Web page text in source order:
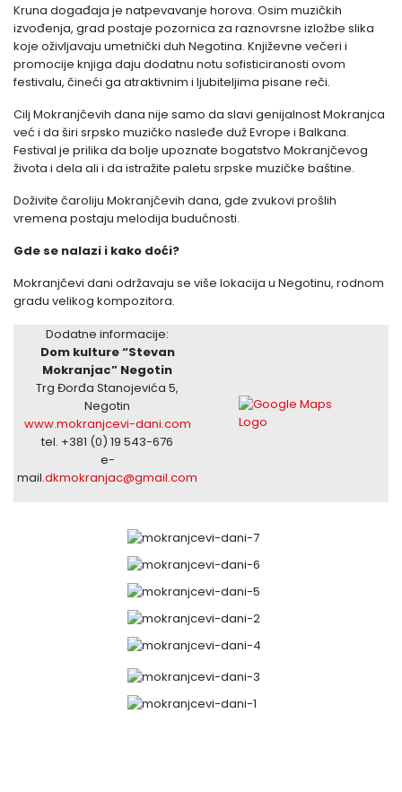
Kruna događaja je natpevavanje horova. Osim muzičkih
izvođenja, grad postaje pozornica za raznovrsne izložbe slika
koje oživljavaju umetnički duh Negotina. Književne večeri i
promocije knjiga daju dodatnu notu sofisticiranosti ovom
festivalu, čineći ga atraktivnim i ljubiteljima pisane reči.
Cilj Mokranjčevih dana nije samo da slavi genijalnost Mokranjca
već i da širi srpsko muzičko nasleđe duž Evrope i Balkana.
Festival je prilika da bolje upoznate bogatstvo Mokranjčevog
života i dela ali i da istražite paletu srpske muzičke baštine.
Doživite čaroliju Mokranjčevih dana, gde zvukovi prošlih
vremena postaju melodija budućnosti.
Gde se nalazi i kako doći?
Mokranjčevi dani održavaju se više lokacija u Negotinu, rodnom
gradu velikog kompozitora.
Dodatne informacije:
Dom kulture “Stevan
Mokranjac” Negotin
Trg Đorđa Stanojevića 5,
Negotin
www.mokranjcevi-dani.com
tel. +381 (0) 19 543-676
e-
mail.dkmokranjac@gmail.com